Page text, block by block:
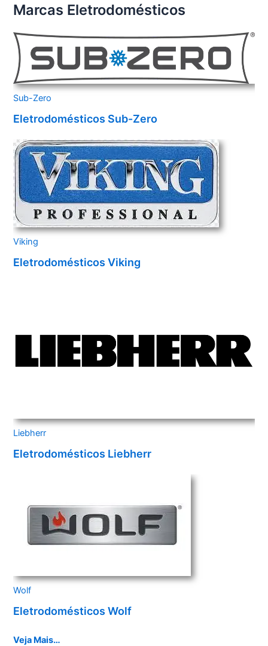
Marcas Eletrodomésticos
Sub-Zero
Eletrodomésticos Sub-Zero
Viking
Eletrodomésticos Viking
Liebherr
Eletrodomésticos Liebherr
Wolf
Eletrodomésticos Wolf
Veja Mais…